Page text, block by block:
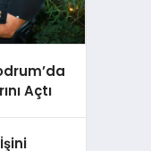
Açtı